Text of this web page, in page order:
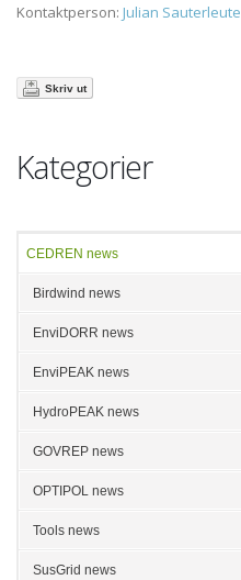
Kontaktperson: Julian Sauterleute
Skriv ut
Kategorier
CEDREN news
Birdwind news
EnviDORR news
EnviPEAK news
HydroPEAK news
GOVREP news
OPTIPOL news
Tools news
SusGrid news